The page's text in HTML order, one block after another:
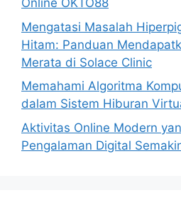
Online OKTO88
Mengatasi Masalah
Hitam: Panduan
Merata di Solace Clinic
Memahami Algoritma
dalam Sistem Hiburan
Aktivitas Online Modern
Pengalaman Digital